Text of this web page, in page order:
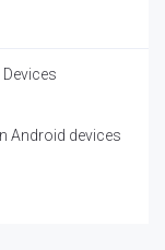
Android devices